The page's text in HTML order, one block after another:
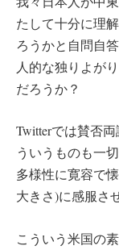
たして十分に理
ろうかと自問自
人的な独りよが
だろうか？
Twitterでは賛否
ういうものも一
多様性に寛容で
大きさ)に感服さ
こういう米国の